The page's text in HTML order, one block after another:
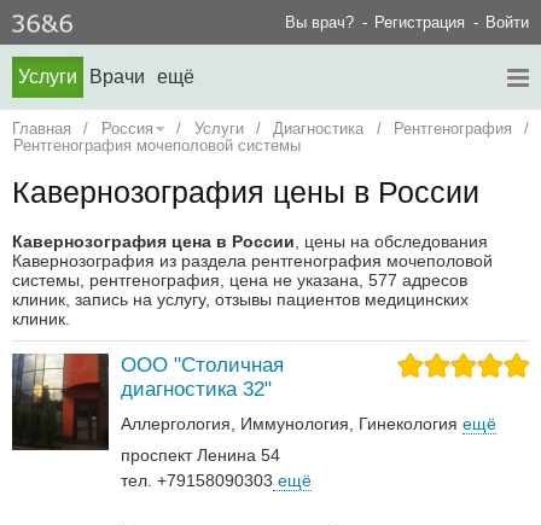
Вы врач? Регистрация Войти
Услуги Врачи ещё
Главная / Россия / Услуги / Диагностика / Рентгенография
/
Рентгенография мочеполовой системы
Кавернозография цены в России
Кавернозография цена в России, цены на обследования
Кавернозография из раздела рентгенография мочеполовой
системы, рентгенография, цена не указана, 577 адресов
клиник, запись на услугу, отзывы пациентов медицинских
клиник.
ООО "Столичная
диагностика 32"
Аллергология Иммунология Гинекология ещё
проспект Ленина 54
тел. +79158090303 ещё